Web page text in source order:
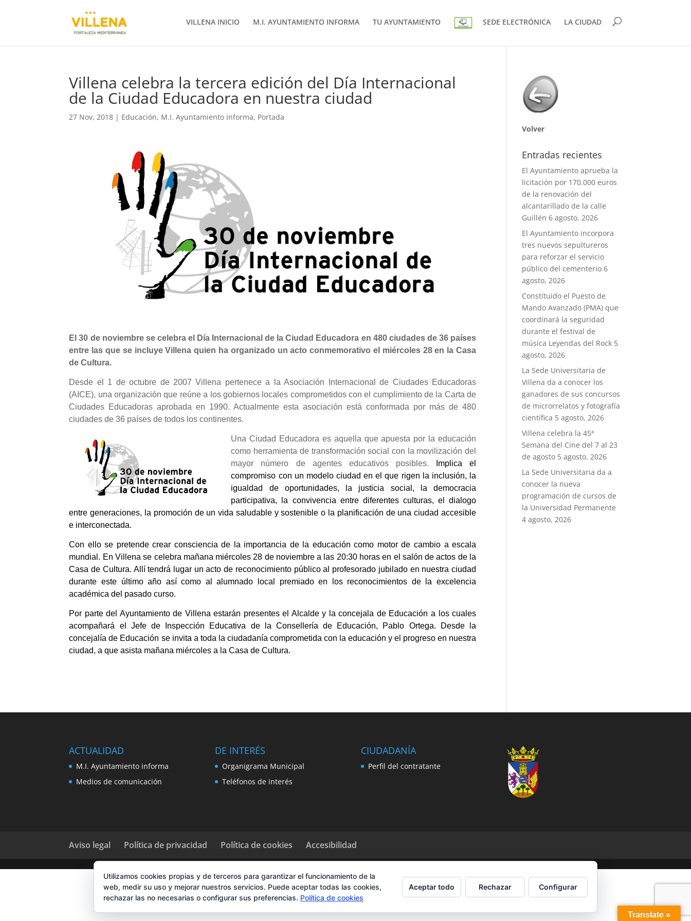
VILLENA INICIO M.I. AYUNTAMIENTO INFORMA TU AYUNTAMIENTO SEDE ELECTRÓNICA LA CIUDAD
Villena celebra la tercera edición del Día Internacional
de la Ciudad Educadora en nuestra ciudad
27 Nov, 2018 | Educación, M.I. Ayuntamiento informa, Portada
El 30 de noviembre se celebra el Día Internacional de la Ciudad Educadora en 480 ciudades de 36 países
entre las que se incluye Villena quien ha organizado un acto conmemorativo el miércoles 28 en la Casa
de Cultura.
Desde el 1 de octubre de 2007 Villena pertenece a la Asociación Internacional de Ciudades Educadoras
(AICE), una organización que reúne a los gobiernos locales comprometidos con el cumplimiento de la Carta de
Ciudades Educadoras aprobada en 1990. Actualmente esta asociación está conformada por más de 480
ciudades de 36 países de todos los continentes.
Una Ciudad Educadora es aquella que apuesta por la educación
como herramienta de transformación social con la movilización del
mayor número de agentes educativos posibles.
Implica el
compromiso con un modelo ciudad en el que rigen la inclusión, la
igualdad de oportunidades, la justicia social, la democracia
participativa, la convivencia entre diferentes culturas, el dialogo
entre generaciones, la promoción de un vida saludable y sostenible o la planificación de una ciudad accesible
e interconectada.
Con ello se pretende crear consciencia de la importancia de la educación como motor de cambio a escala
mundial. En Villena se celebra mañana miércoles 28 de noviembre a las 20:30 horas en el salón de actos de la
Casa de Cultura. Allí tendrá lugar un acto de reconocimiento público al profesorado jubilado en nuestra ciudad
durante este último año así como al alumnado local premiado en los reconocimientos de la excelencia
académica del pasado curso.
Por parte del Ayuntamiento de Villena estarán presentes el Alcalde y la concejala de Educación a los cuales
acompañará el Jefe de Inspección Educativa de la Consellería de Educación, Pablo Ortega. Desde la
concejalía de Educación se invita a toda la ciudadanía comprometida con la educación y el progreso en nuestra
ciudad, a que asista mañana miércoles a la Casa de Cultura.
Volver
Entradas recientes
El Ayuntamiento aprueba la
licitación por 170.000 euros
de la renovación del
alcantarillado de la calle
Guillén 6 agosto, 2026
El Ayuntamiento incorpora
tres nuevos sepultureros
para reforzar el servicio
público del cementerio 6
agosto, 2026
Constituido el Puesto de
Mando Avanzado (PMA) que
coordinará la seguridad
durante el festival de
música Leyendas del Rock 5
agosto, 2026
La Sede Universitaria de
Villena da a conocer los
ganadores de sus concursos
de microrrelatos y fotografía
científica 5 agosto, 2026
Villena celebra la 45ª
Semana del Cine del 7 al 23
de agosto 5 agosto, 2026
La Sede Universitaria da a
conocer la nueva
programación de cursos de
la Universidad Permanente
4 agosto, 2026
ACTUALIDAD
M.I. Ayuntamiento informa
Medios de comunicación
DE INTERÉS
Organigrama Municipal
Teléfonos de interés
CIUDADANÍA
Perfil del contratante
Aviso legal Política de privacidad Política de cookies Accesibilidad
Translate »
Utilizamos cookies propias y de terceros para garantizar el funcionamiento de la
web, medir su uso y mejorar nuestros servicios. Puede aceptar todas las cookies,
rechazar las no necesarias o configurar sus preferencias. Política de cookies
Aceptar todo Rechazar Configurar